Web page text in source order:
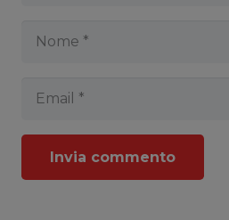
Invia commento